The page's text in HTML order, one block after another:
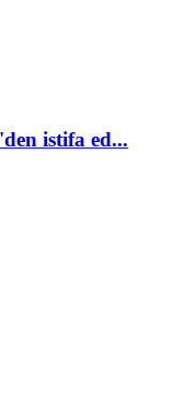
istifa ed...